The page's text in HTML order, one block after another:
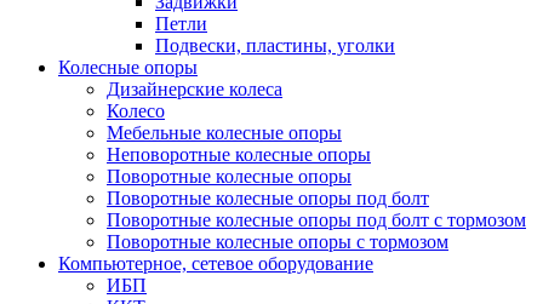
Петли
Подвески, пластины, уголки
Колесные опоры
Дизайнерские колеса
Колесо
Мебельные колесные опоры
Неповоротные колесные опоры
Поворотные колесные опоры
Поворотные колесные опоры под болт
Поворотные колесные опоры под болт с тормозом
Поворотные колесные опоры с тормозом
Компьютерное, сетевое оборудование
ИБП